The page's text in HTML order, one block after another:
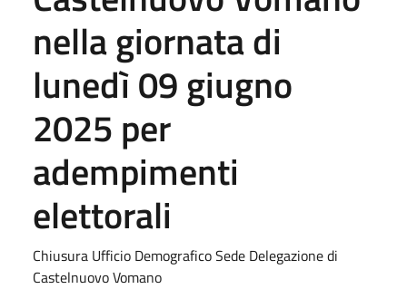
nella giornata di
lunedì 09 giugno
2025 per
adempimenti
elettorali
Chiusura Ufficio Demografico Sede Delegazione di
Castelnuovo Vomano